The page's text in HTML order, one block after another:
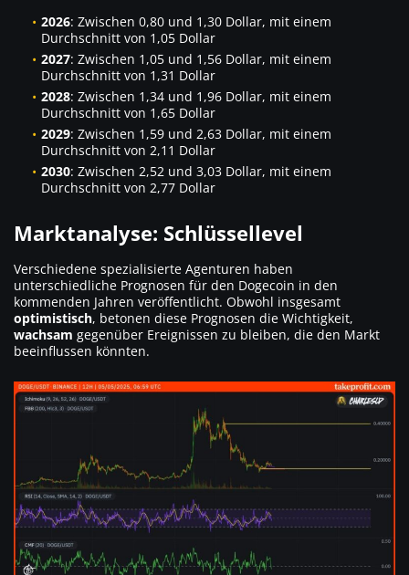
2026: Zwischen 0,80 und 1,30 Dollar, mit einem
Durchschnitt von 1,05 Dollar
2027: Zwischen 1,05 und 1,56 Dollar, mit einem
Durchschnitt von 1,31 Dollar
2028: Zwischen 1,34 und 1,96 Dollar, mit einem
Durchschnitt von 1,65 Dollar
2029: Zwischen 1,59 und 2,63 Dollar, mit einem
Durchschnitt von 2,11 Dollar
2030: Zwischen 2,52 und 3,03 Dollar, mit einem
Durchschnitt von 2,77 Dollar
Marktanalyse: Schlüssellevel
Verschiedene spezialisierte Agenturen haben
unterschiedliche Prognosen für den Dogecoin in den
kommenden Jahren veröffentlicht. Obwohl insgesamt
optimistisch, betonen diese Prognosen die Wichtigkeit,
wachsam gegenüber Ereignissen zu bleiben, die den Markt
beeinflussen könnten.